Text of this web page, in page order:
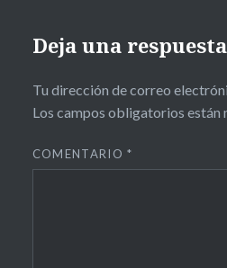
Deja una respuesta
Tu dirección de correo
Los campos obligatorios están
COMENTARIO*